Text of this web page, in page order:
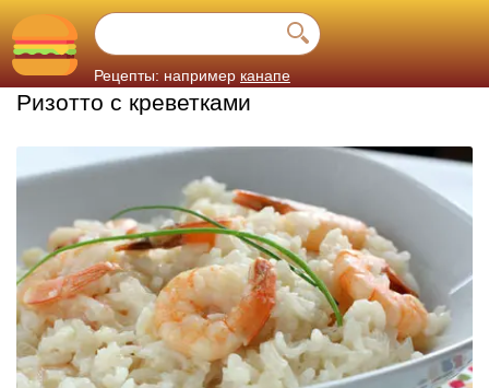
Рецепты: например канапе
Ризотто с креветками